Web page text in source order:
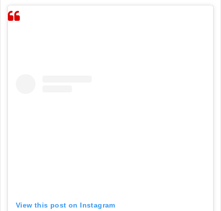
View this post on Instagram